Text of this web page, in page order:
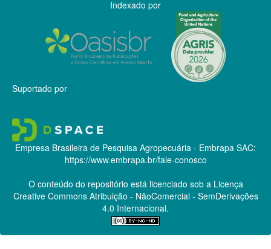
Indexado por
Suportado por
Empresa Brasileira de Pesquisa Agropecuária - Embrapa SAC:
https://www.embrapa.br/fale-conosco
O conteúdo do repositório está licenciado sob a Licença
Creative CommonsAtribuição - NãoComercial - SemDerivações
4.0 Internacional.